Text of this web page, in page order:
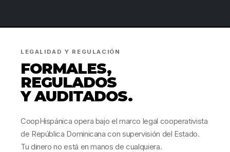
LEGALIDAD Y REGULACIÓN
FORMALES,
REGULADOS
Y AUDITADOS.
CoopHispánica opera bajo el marco legal cooperativista
de República Dominicana con supervisión del Estado.
Tu dinero no está en manos de cualquiera.